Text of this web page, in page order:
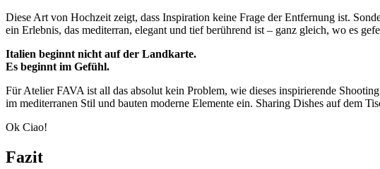
Diese Art von Hochzeit zeigt, dass Inspiration keine Frage der Entfernung ist.
ein Erlebnis, das mediterran, elegant und tief berührend ist – ganz gleich, wo es
Italien beginnt nicht auf der Landkarte.
Es beginnt im Gefühl.
Für Atelier FAVA ist all das absolut kein Problem, wie dieses inspirierende
im mediterranen Stil und bauten moderne Elemente ein. Sharing Dishes auf dem
Ok Ciao!
Fazit